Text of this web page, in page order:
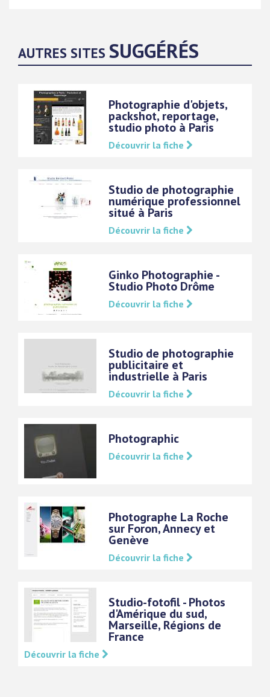
AUTRES SITES SUGGÉRÉS
Photographie d'objets,
packshot, reportage,
studio photo à Paris
Découvrir la fiche
Studio de photographie
numérique professionnel
situé à Paris
Découvrir la fiche
Ginko Photographie -
Studio Photo Drôme
Découvrir la fiche
Studio de photographie
publicitaire et
industrielle à Paris
Découvrir la fiche
Photographic
Découvrir la fiche
Photographe La Roche
sur Foron, Annecy et
Genève
Découvrir la fiche
Studio-fotofil - Photos
d'Amérique du sud,
Marseille, Régions de
France
Découvrir la fiche